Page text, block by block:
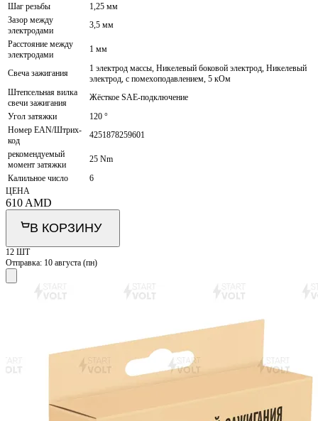
Шаг резьбы
1,25 мм
Зазор между
электродами
3,5 мм
Расстояние между
электродами
1 мм
Свеча зажигания
1 электрод массы, Никелевый боковой электрод, Никелевый
электрод, с помехоподавлением, 5 кОм
Штепсельная вилка
свечи зажигания
Жёсткое SAE-подключение
Угол затяжки
120 °
Номер EAN/Штрих-
код
4251878259601
рекомендуемый
момент затяжки
25 Nm
Калильное число
6
ЦЕНА
610 AMD
В КОРЗИНУ
12 ШТ
Отправка: 10 августа (пн)